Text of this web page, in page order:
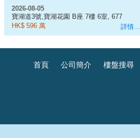
詳情...
2026-08-05
寶湖道3號,寶湖花園 B座 7樓 6室, 677
呎
HK$ 596 萬
首頁 公司簡介 樓盤搜尋